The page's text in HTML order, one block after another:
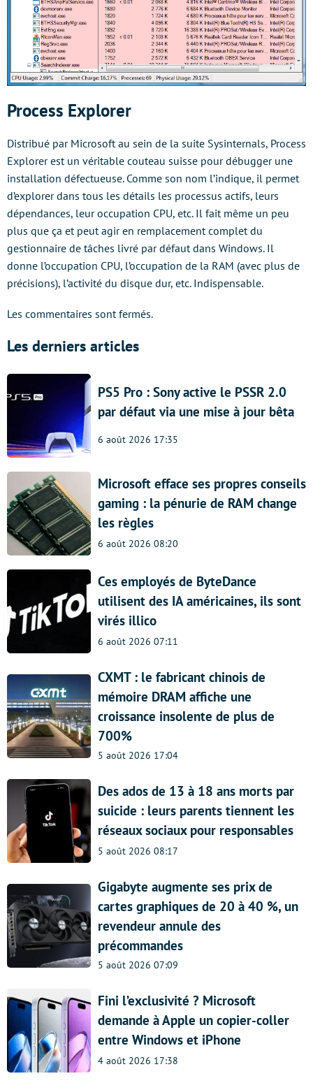
Process Explorer
Distribué par Microsoft au sein de la suite Sysinternals, Process
Explorer est un véritable couteau suisse pour débugger une
installation défectueuse. Comme son nom l’indique, il permet
d’explorer dans tous les détails les processus actifs, leurs
dépendances, leur occupation CPU, etc. Il fait même un peu
plus que ça et peut agir en remplacement complet du
gestionnaire de tâches livré par défaut dans Windows. Il
donne l’occupation CPU, l’occupation de la RAM (avec plus de
précisions), l’activité du disque dur, etc. Indispensable.
Les commentaires sont fermés.
Les derniers articles
PS5 Pro : Sony active le PSSR 2.0
par défaut via une mise à jour bêta
6 août 2026 17:35
Microsoft efface ses propres conseils
gaming : la pénurie de RAM change
les règles
6 août 2026 08:20
Ces employés de ByteDance
utilisent des IA américaines, ils sont
virés illico
6 août 2026 07:11
CXMT : le fabricant chinois de
mémoire DRAM affiche une
croissance insolente de plus de
700%
5 août 2026 17:04
Des ados de 13 à 18 ans morts par
suicide : leurs parents tiennent les
réseaux sociaux pour responsables
5 août 2026 08:17
Gigabyte augmente ses prix de
cartes graphiques de 20 à 40 %, un
revendeur annule des
précommandes
5 août 2026 07:09
Fini l’exclusivité ? Microsoft
demande à Apple un copier-coller
entre Windows et iPhone
4 août 2026 17:38